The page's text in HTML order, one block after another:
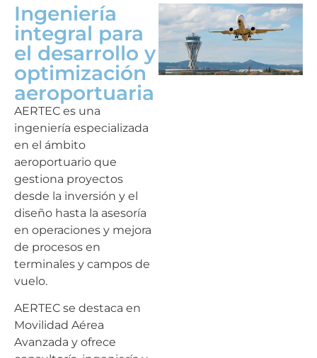
Ingeniería
integral para
el desarrollo y
optimización
aeroportuaria
AERTEC es una
ingeniería especializada
en el ámbito
aeroportuario que
gestiona proyectos
desde la inversión y el
diseño hasta la asesoría
en operaciones y mejora
de procesos en
terminales y campos de
vuelo.
AERTEC se destaca en
Movilidad Aérea
Avanzada y ofrece